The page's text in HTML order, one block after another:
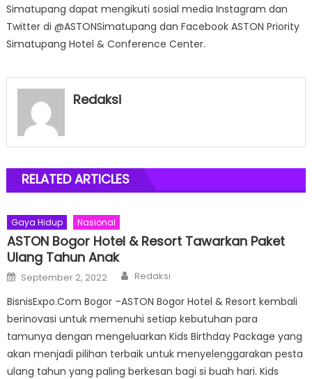
Simatupang dapat mengikuti sosial media Instagram dan
Twitter di @ASTONSimatupang dan Facebook ASTON Priority
Simatupang Hotel & Conference Center.
Redaksi
RELATED ARTICLES
Gaya Hidup Nasional
ASTON Bogor Hotel & Resort Tawarkan Paket
Ulang Tahun Anak
Posted
on
September 2, 2022 Author
Redaksi
BisnisExpo.Com Bogor –ASTON Bogor Hotel & Resort kembali
berinovasi untuk memenuhi setiap kebutuhan para
tamunya dengan mengeluarkan Kids Birthday Package yang
akan menjadi pilihan terbaik untuk menyelenggarakan pesta
ulang tahun yang paling berkesan bagi si buah hari. Kids